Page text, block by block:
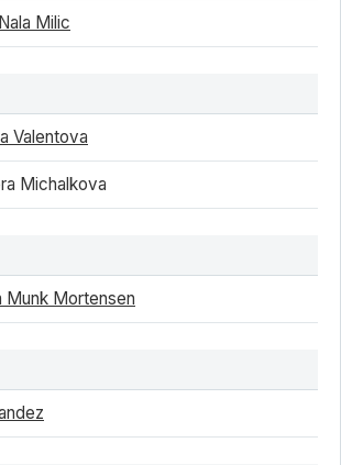
選手名Milic
手名
Valentova
Michalkova
手名
Munk Mortensen
手名